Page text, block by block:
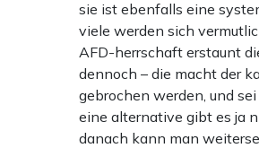
sie ist ebenfalls eine
viele werden sich
AFD-herrschaft erstaunt
dennoch – die macht der
gebrochen werden, und sei
eine alternative gibt es ja
danach kann man